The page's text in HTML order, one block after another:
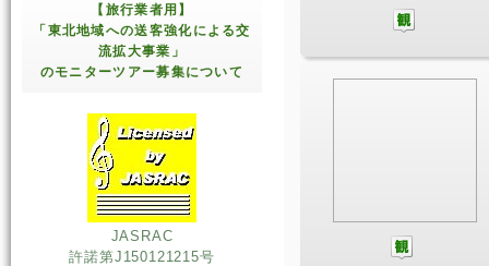
【旅行業者用】
「東北地域への送客強化による交
流拡大事業」
のモニターツアー募集について
JASRAC
許諾第J150121215号